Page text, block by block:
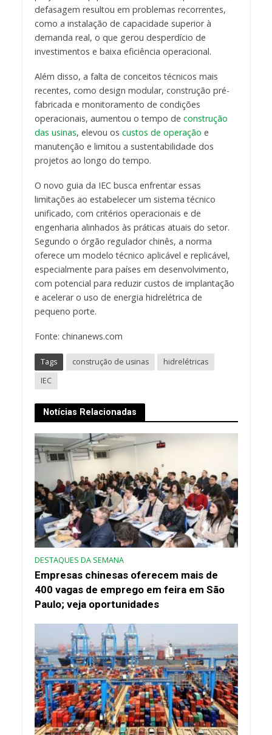
defasagem resultou em problemas recorrentes,
como a instalação de capacidade superior à
demanda real, o que gerou desperdício de
investimentos e baixa eficiência operacional.
Além disso, a falta de conceitos técnicos mais
recentes, como design modular, construção pré-
fabricada e monitoramento de condições
operacionais, aumentou o tempo de construção
das usinas, elevou os custos de operação e
manutenção e limitou a sustentabilidade dos
projetos ao longo do tempo.
O novo guia da IEC busca enfrentar essas
limitações ao estabelecer um sistema técnico
unificado, com critérios operacionais e de
engenharia alinhados às práticas atuais do setor.
Segundo o órgão regulador chinês, a norma
oferece um modelo técnico aplicável e replicável,
especialmente para países em desenvolvimento,
com potencial para reduzir custos de implantação
e acelerar o uso de energia hidrelétrica de
pequeno porte.
Fonte: chinanews.com
Tags construção de usinas
hidrelétricas
IEC
Notícias Relacionadas
DESTAQUES DA SEMANA
Empresas chinesas oferecem mais de
400 vagas de emprego em feira em São
Paulo; veja oportunidades